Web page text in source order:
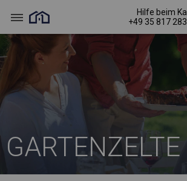
Hilfe beim
+49 35 817 283
GARTENZELTE